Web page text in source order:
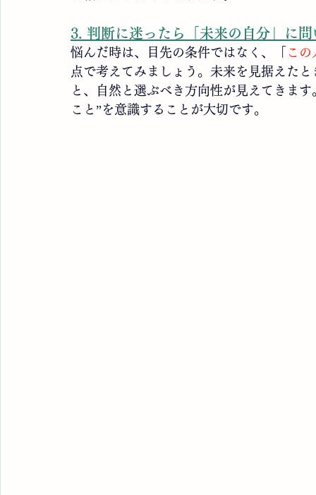
3. 判断に迷ったら「未来の自分」に
悩んだ時は、目先の条件ではなく、「
こ
点で考えてみましょう。未来を見据えた
と、自然と選ぶべき方向性が見えてきま
こと”を意識することが大切です。